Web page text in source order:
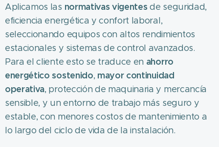
Aplicamos las normativas vigentes de seguridad,
eficiencia energética y confort laboral,
seleccionando equipos con altos rendimientos
estacionales y sistemas de control avanzados.
Para el cliente esto se traduce en ahorro
energético sostenido, mayor continuidad
operativa, protección de maquinaria y mercancía
sensible, y un entorno de trabajo más seguro y
estable, con menores costos de mantenimiento a
lo largo del ciclo de vida de la instalación.